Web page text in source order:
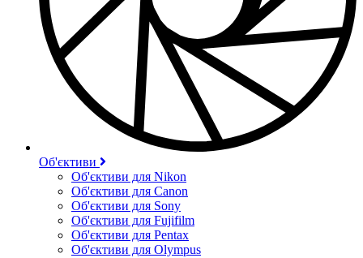
Об'єктиви
Об'єктиви для Nikon
Об'єктиви для Canon
Об'єктиви для Sony
Об'єктиви для Fujifilm
Об'єктиви для Pentax
Об'єктиви для Olympus